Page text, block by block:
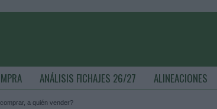
ANÁLISIS FICHAJES 26/27 ALINEACIONES
a quién vender?